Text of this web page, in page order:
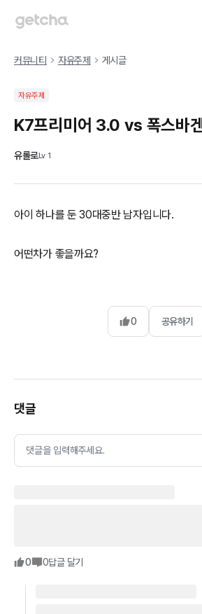
커뮤니티 자유주제 게시글
자유주제
K7프리미어 3.0 vs 폭스바
유롤로Lv 1
아이 하나를 둔 30대중반 남자입니다.
어떤차가 좋을까요?
0 공유하기
댓글
댓글을 입력해주세요.
0 0답글 달기